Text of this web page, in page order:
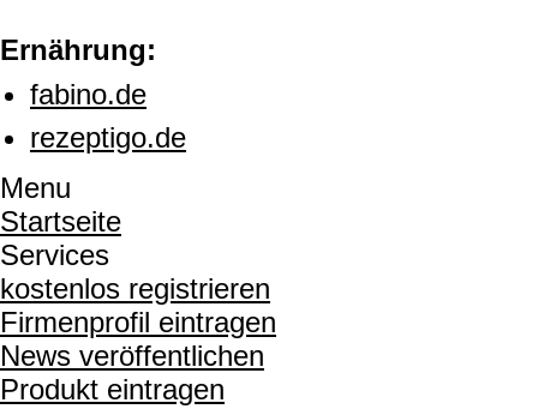
Ernährung:
fabino.de
rezeptigo.de
Menu
Startseite
Services
kostenlos registrieren
Firmenprofil eintragen
News veröffentlichen
Produkt eintragen